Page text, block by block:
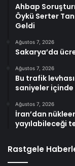
Ahbap
Öykü Serter
Geldi
Ağustos 7, 2026
Sakarya’da
Ağustos 7, 2026
Bu trafik
saniyeler
Ağustos 7, 2026
İran’dan
yayılabileceği
Rastgele